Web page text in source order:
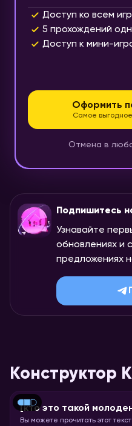
Доступ ко всем
5 прохождений
Доступ к мини-
Оформить
Самое
Отмена в
Подпишитесь
Узнавайте
обновлениях и
предложениях
Конструктор
[кто это такой
Вы можете прочитать этот